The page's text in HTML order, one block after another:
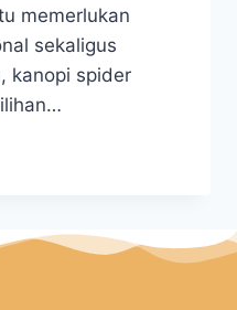
memerlukan
sekaligus
kanopi spider